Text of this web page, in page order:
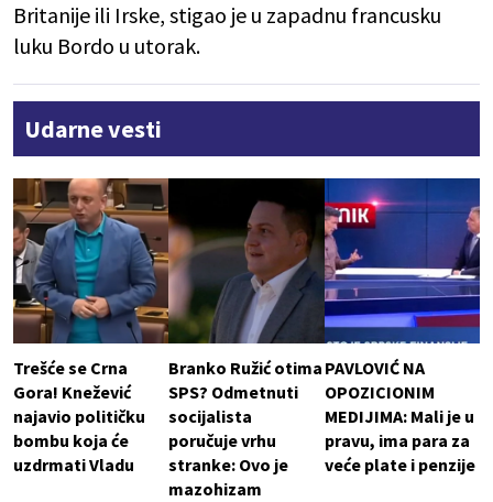
Britanije ili Irske, stigao je u zapadnu francusku
luku Bordo u utorak.
Udarne vesti
Trešće se Crna
Gora! Knežević
najavio političku
bombu koja će
uzdrmati Vladu
Branko Ružić otima
SPS? Odmetnuti
socijalista
poručuje vrhu
stranke: Ovo je
mazohizam
PAVLOVIĆ NA
OPOZICIONIM
MEDIJIMA: Mali je u
pravu, ima para za
veće plate i penzije